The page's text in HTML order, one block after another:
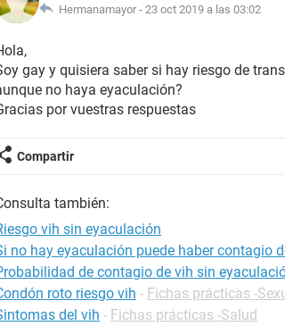
Hermanamayor - 23 oct 2019 a las 03:02
gay y quisiera saber si hay riesgo de
no haya eyaculación?
por vuestras respuestas
Compartir
también:
vih sin eyaculación
no hay eyaculación puede haber contagio
de contagio de vih sin
roto riesgo vih - Fichas prácticas -
del vih - Fichas prácticas -Salud